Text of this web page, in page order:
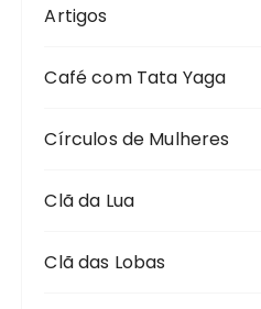
Artigos
Café com Tata Yaga
Círculos de Mulheres
Clã da Lua
Clã das Lobas